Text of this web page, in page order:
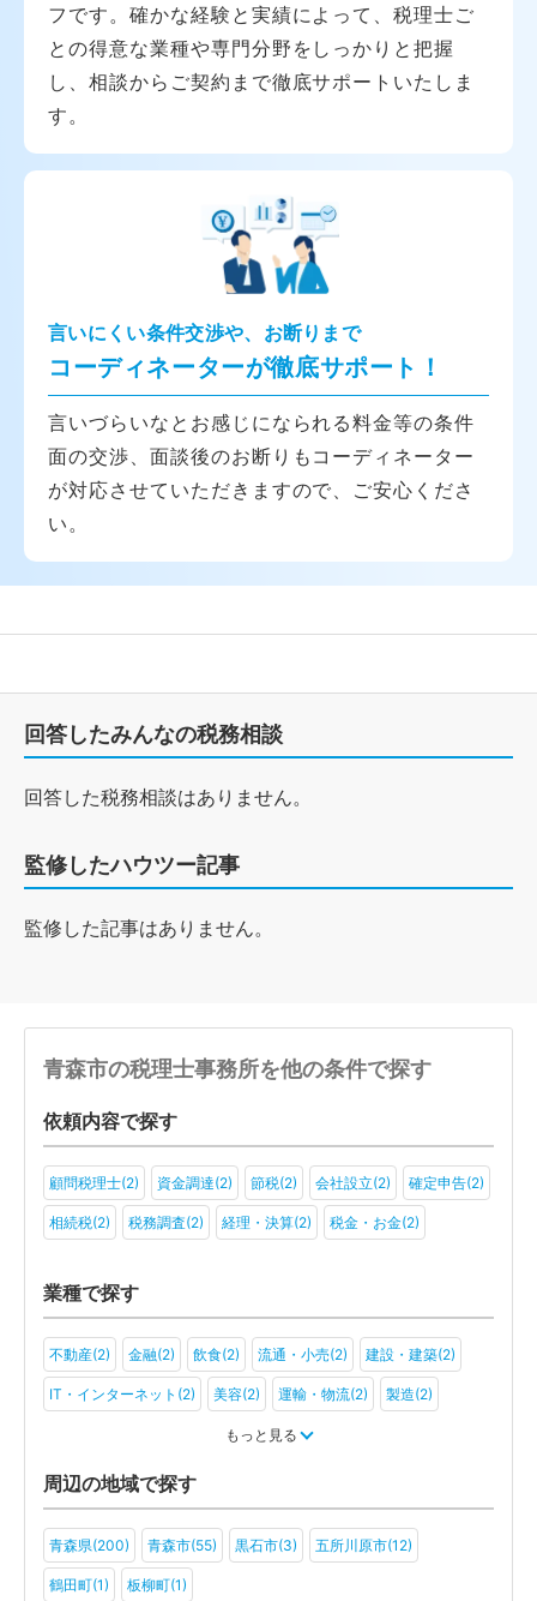
フです。確かな経験と実績によって、税理士ご
との得意な業種や専門分野をしっかりと把握
し、相談からご契約まで徹底サポートいたしま
す。
言いにくい条件交渉や、お断りまで
コーディネーターが徹底サポート！
言いづらいなとお感じになられる料金等の条件
面の交渉、面談後のお断りもコーディネーター
が対応させていただきますので、ご安心くださ
い。
回答したみんなの税務相談
回答した税務相談はありません。
監修したハウツー記事
監修した記事はありません。
青森市の税理士事務所を他の条件で探す
依頼内容で探す
顧問税理士(2) 資金調達(2) 節税(2) 会社設立(2) 確定申告(2)
相続税(2) 税務調査(2) 経理・決算(2) 税金・お金(2)
業種で探す
不動産(2) 金融(2) 飲食(2) 流通・小売(2) 建設・建築(2)
IT・インターネット(2) 美容(2) 運輸・物流(2) 製造(2)
旅行・ホテル(2)
アミューズメント・レジャー(2)
もっと見る
周辺の地域で探す
青森県(200) 青森市(55) 黒石市(3) 五所川原市(12)
鶴田町(1) 板柳町(1)